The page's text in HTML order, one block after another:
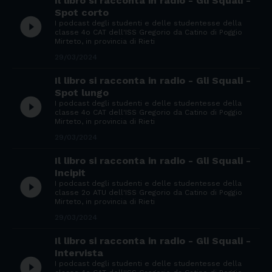
play_circle_filled
Spot corto
I podcast degli studenti e delle studentesse della
classe 4o CAT dell'ISS Gregorio da Catino di Poggio
Mirteto, in provincia di Rieti
play_circle_filled
Il libro si racconta in radio - Gli Squali -
Spot lungo
I podcast degli studenti e delle studentesse della
classe 4o CAT dell'ISS Gregorio da Catino di Poggio
Mirteto, in provincia di Rieti
play_circle_filled
Il libro si racconta in radio - Gli Squali -
Incipit
I podcast degli studenti e delle studentesse della
classe 2o ATU dell'ISS Gregorio da Catino di Poggio
Mirteto, in provincia di Rieti
Il libro si racconta in radio - Gli Squali -
Intervista
I podcast degli studenti e delle studentesse della